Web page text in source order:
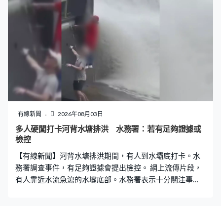
援。
有線新聞 2026年08月03日
多人硬闖打卡河背水塘排洪 水務署：若有足夠證據或
檢控
【有線新聞】河背水塘排洪期間，有人到水壩底打卡。水
務署調查事件，有足夠證據會提出檢控。 網上流傳片段，
有人靠近水流急瀉的水壩底部。水務署表示十分關注事